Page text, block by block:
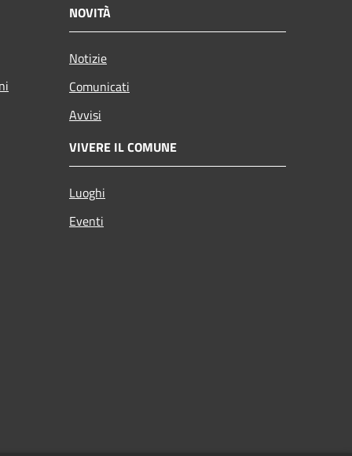
NOVITÀ
Notizie
Comunicati
Avvisi
VIVERE IL COMUNE
Luoghi
Eventi